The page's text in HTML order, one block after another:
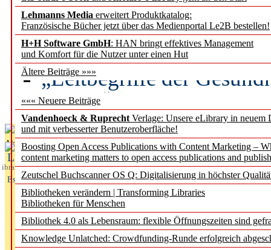
Lehmanns Media erweitert Produktkatalog:
Französische Bücher jetzt über das Medienportal Le2B bestellen!
H+H Software GmbH: HAN bringt effektives Management
und Komfort für die Nutzer unter einen Hut
Ältere Beiträge »»»
««« Neuere Beiträge
Vandenhoeck & Ruprecht Verlage: Unsere eLibrary in neuem
und mit verbesserter Benutzeroberfläche!
Boosting Open Access Publications with Content Marketing –
content marketing matters to open access publications and
Zeutschel Buchscanner OS Q: Digitalisierung in höchster
Bibliotheken verändern | Transforming Libraries
Bibliotheken für Menschen
Bibliothek 4.0 als Lebensraum: flexible Öffnungszeiten sind
Knowledge Unlatched: Crowdfunding-Runde erfolgreich
Künstliche Intelligenz
besser zu verstehen
„Leitbegriffe der
des BIÖG erscheinen
Aktuelles aus
L
ibrary
Essentials